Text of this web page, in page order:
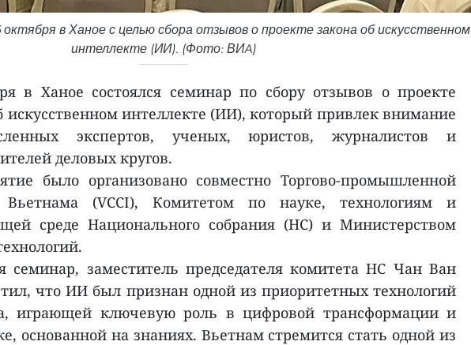
в Ханое с целью сбора отзывов о проекте закона об искусственном
интеллекте (ИИ). (Фото: ВИA)
в Ханое состоялся семинар по сбору отзывов о проекте
искусственном интеллекте (ИИ), который привлек внимание
экспертов, ученых, юристов, журналистов и
деловых кругов.
было организовано совместно Торгово-промышленной
Вьетнама (VCCI), Комитетом по науке, технологиям и
среде Национального собрания (НС) и Министерством
семинар, заместитель председателя комитета НС Чан Ван
что ИИ был признан одной из приоритетных технологий
играющей ключевую роль в цифровой трансформации и
основанной на знаниях. Вьетнам стремится стать одной из